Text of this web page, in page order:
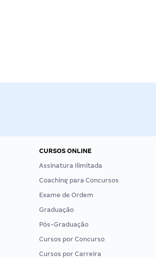
CURSOS ONLINE
Assinatura Ilimitada
Coaching para Concursos
Exame de Ordem
Graduação
Pós-Graduação
Cursos por Concurso
Cursos por Carreira